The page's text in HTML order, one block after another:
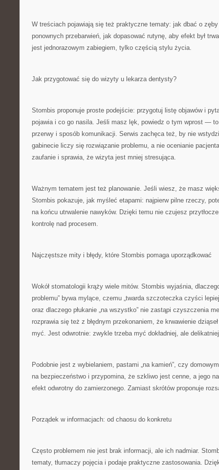
W treściach pojawiają się też praktyczne tematy: jak dbać o
ponownych przebarwień, jak dopasować rutynę, aby efekt był
jest jednorazowym zabiegiem, tylko częścią stylu życia.
Jak przygotować się do wizyty u lekarza dentysty?
Stombis proponuje proste podejście: przygotuj listę objawów i
pojawia i co go nasila. Jeśli masz lęk, powiedz o tym wprost —
przerwy i sposób komunikacji. Serwis zachęca też, by nie
gabinecie liczy się rozwiązanie problemu, a nie ocenianie
zaufanie i sprawia, że wizyta jest mniej stresująca.
Ważnym tematem jest też planowanie. Jeśli wiesz, że masz
Stombis pokazuje, jak myśleć etapami: najpierw pilne rzeczy,
na końcu utrwalenie nawyków. Dzięki temu nie czujesz
kontrolę nad procesem.
Najczęstsze mity i błędy, które Stombis pomaga uporządkować
Wokół stomatologii krąży wiele mitów. Stombis wyjaśnia,
problemu” bywa mylące, czemu „twarda szczoteczka czyści
oraz dlaczego płukanie „na wszystko” nie zastąpi czyszczenia
rozprawia się też z błędnym przekonaniem, że krwawienie
myć. Jest odwrotnie: zwykle trzeba myć dokładniej, ale
Podobnie jest z wybielaniem, pastami „na kamień”, czy
na bezpieczeństwo i przypomina, że szkliwo jest cenne, a jego
efekt odwrotny do zamierzonego. Zamiast skrótów proponuje
Porządek w informacjach: od chaosu do konkretu
Często problemem nie jest brak informacji, ale ich nadmiar.
tematy, tłumaczy pojęcia i podaje praktyczne zastosowania.